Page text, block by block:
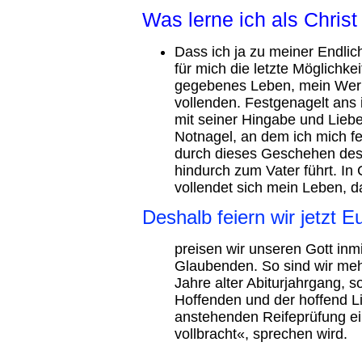
Was lerne ich als
Dass ich ja zu meiner
für mich die letzte
gegebenes Leben, mein
vollenden. Festgenagelt
mit seiner Hingabe und
Notnagel, an dem ich mich
durch dieses Geschehen
hindurch zum Vater führt. In
vollendet sich mein Leben,
Deshalb feiern wir jetzt
preisen wir unseren Gott
Glaubenden. So sind wir
Jahre alter Abiturjahrgang,
Hoffenden und der hoffend
anstehenden Reifeprüfung
vollbracht«, sprechen wird.